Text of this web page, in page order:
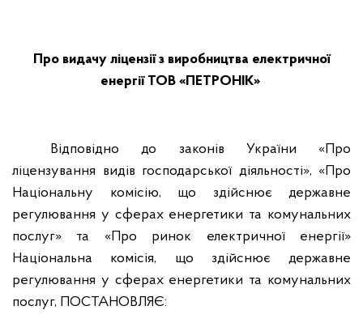
Про видачу ліцензії з виробництва електричної
енергії ТОВ «ПЕТРОНІК»
Відповідно до законів України «Про
ліцензування видів господарської діяльності», «Про
Національну комісію, що здійснює державне
регулювання у сферах енергетики та комунальних
послуг» та «Про ринок електричної енергії»
Національна комісія, що здійснює державне
регулювання у сферах енергетики та комунальних
послуг, ПОСТАНОВЛЯЄ: